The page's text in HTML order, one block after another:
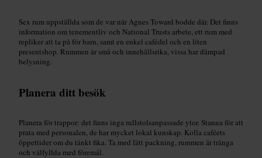
Sex rum uppställda som de var när Agnes Toward bodde där. Det finns
information om tenementliv och National Trusts arbete, ett rum med
repliker att ta på för barn, samt en enkel cafédel och en liten
presentshop. Rummen är små och innehållsrika, vissa har dämpad
belysning.
Planera ditt besök
Planera för trappor: det finns inga rullstolsanpassade ytor. Stanna för att
prata med personalen, de har mycket lokal kunskap. Kolla caféets
öppettider om du tänkt fika. Ta med lätt packning, rummen är trånga
och välfyllda med föremål.